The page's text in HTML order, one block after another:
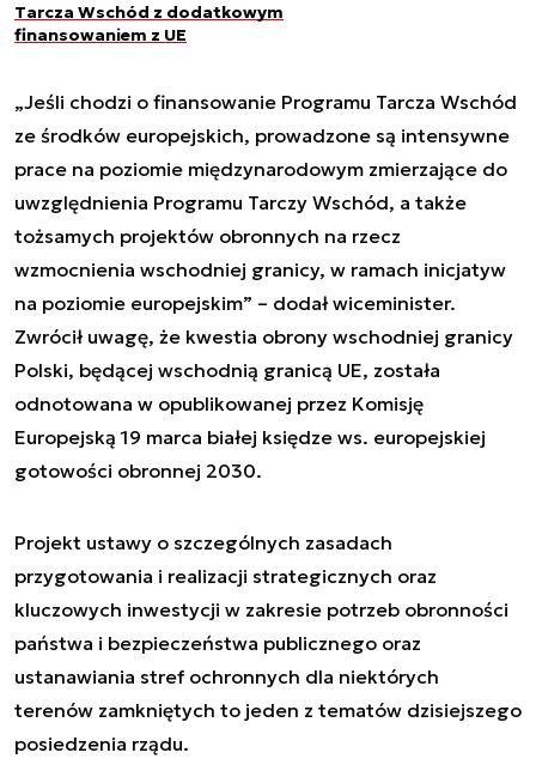
Tarcza Wschód z dodatkowym
finansowaniem z UE
„Jeśli chodzi o finansowanie Programu Tarcza Wschód
ze środków europejskich, prowadzone są intensywne
prace na poziomie międzynarodowym zmierzające do
uwzględnienia Programu Tarczy Wschód, a także
tożsamych projektów obronnych na rzecz
wzmocnienia wschodniej granicy, w ramach inicjatyw
na poziomie europejskim” – dodał wiceminister.
Zwrócił uwagę, że kwestia obrony wschodniej granicy
Polski, będącej wschodnią granicą UE, została
odnotowana w opublikowanej przez Komisję
Europejską 19 marca białej księdze ws. europejskiej
gotowości obronnej 2030.
Projekt ustawy o szczególnych zasadach
przygotowania i realizacji strategicznych oraz
kluczowych inwestycji w zakresie potrzeb obronności
państwa i bezpieczeństwa publicznego oraz
ustanawiania stref ochronnych dla niektórych
terenów zamkniętych to jeden z tematów dzisiejszego
posiedzenia rządu.